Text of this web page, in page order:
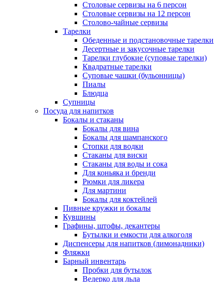
Столовые сервизы на 6 персон
Столовые сервизы на 12 персон
Столово-чайные сервизы
Тарелки
Обеденные и подстановочные тарелки
Десертные и закусочные тарелки
Тарелки глубокие (суповые тарелки)
Квадратные тарелки
Суповые чашки (бульонницы)
Пиалы
Блюдца
Супницы
Посуда для напитков
Бокалы и стаканы
Бокалы для вина
Бокалы для шампанского
Стопки для водки
Стаканы для виски
Стаканы для воды и сока
Для коньяка и бренди
Рюмки для ликера
Для мартини
Бокалы для коктейлей
Пивные кружки и бокалы
Кувшины
Графины, штофы, декантеры
Бутылки и емкости для алкоголя
Диспенсеры для напитков (лимонадники)
Фляжки
Барный инвентарь
Пробки для бутылок
Ведерко для льда